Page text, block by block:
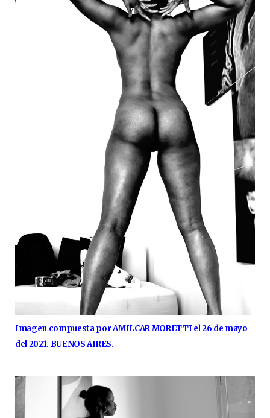
Imagen compuesta por AMILCAR MORETTI el 26 de mayo
del 2021. BUENOS AIRES.